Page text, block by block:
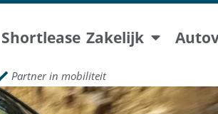
Shortlease Zakelijk
Partner in mobiliteit